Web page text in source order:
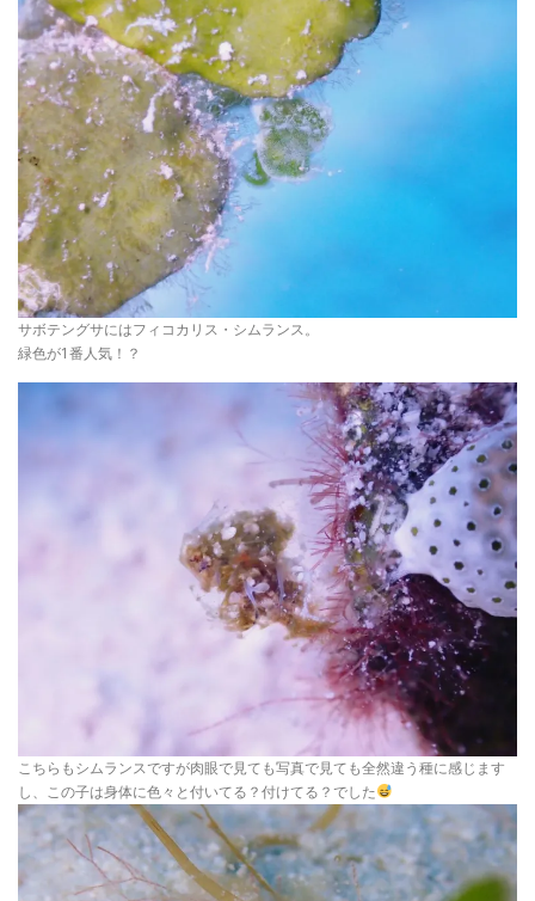
サボテングサにはフィコカリス・シムランス。
緑色が1番人気！？
こちらもシムランスですが肉眼で見ても写真で見ても全然違う種に感じます
し、この子は身体に色々と付いてる？付けてる？でした